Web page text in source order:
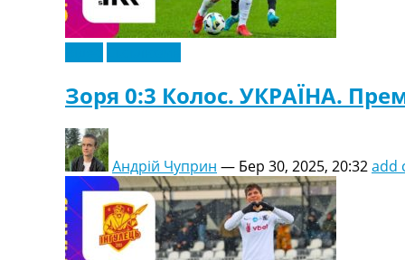
Зоря 0:3 Колос. УКРАЇНА.
Андрій Чуприн — Бер 30, 2025, 20:32add